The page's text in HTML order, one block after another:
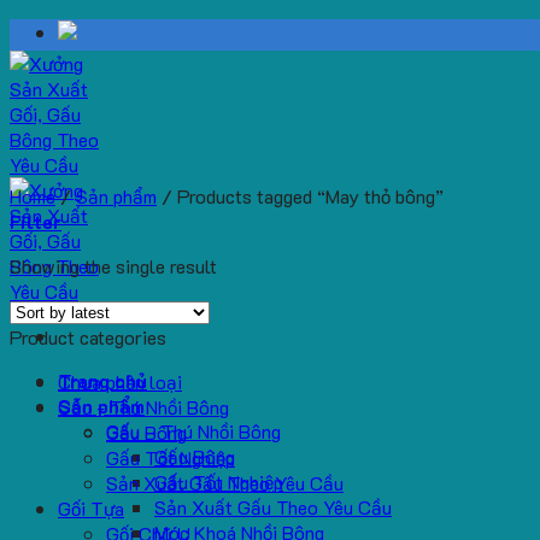
Skip
to
content
Trang chủ
Sản phẩm
Gấu – Thú Nhồi Bông
Gấu Bông
Gấu Tốt Nghiệp
Sản Xuất Gấu Theo Yêu Cầu
Móc Khoá Nhồi Bông
Home/Sản phẩm / Products tagged “May thỏ bông”
Filter
Showing the single result
Product categories
Chưa phân loại
Gấu - Thú Nhồi Bông
Gấu Bông
Gấu Tốt Nghiệp
Sản Xuất Gấu Theo Yêu Cầu
Gối Tựa
Gối Chữ U